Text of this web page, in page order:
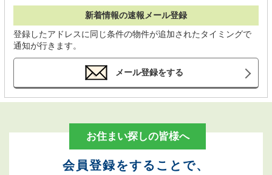
新着情報の速報メール登録
登録したアドレスに同じ条件の物件が追加されたタイミングで
通知が行きます。
メール登録をする
お住まい探しの皆様へ
会員登録をすることで、